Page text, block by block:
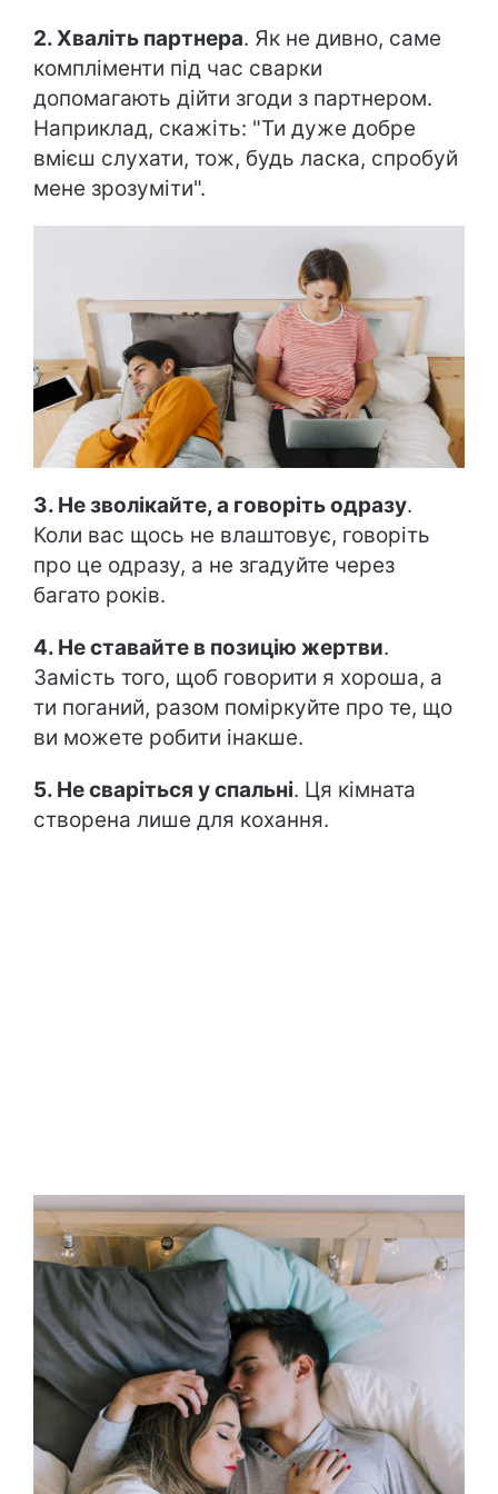
2. Хваліть партнера. Як не дивно, саме
компліменти під час сварки
допомагають дійти згоди з партнером.
Наприклад, скажіть: "Ти дуже добре
вмієш слухати, тож, будь ласка, спробуй
мене зрозуміти".
3. Не зволікайте, а говоріть одразу.
Коли вас щось не влаштовує, говоріть
про це одразу, а не згадуйте через
багато років.
4. Не ставайте в позицію жертви.
Замість того, щоб говорити я хороша, а
ти поганий, разом поміркуйте про те, що
ви можете робити інакше.
5. Не сваріться у спальні. Ця кімната
створена лише для кохання.